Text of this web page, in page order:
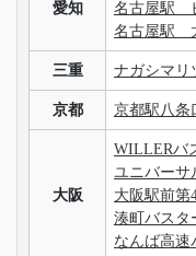
愛知
名古屋駅
名古屋駅
三重 ナガシマリ
京都 京都駅八条
大阪
WILLERバ
ユニバーサ
大阪駅前第
湊町バスタ
なんば高速